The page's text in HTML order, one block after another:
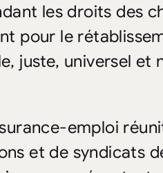
les droits des
pour le
juste, universel et
emploi
et de syndicats